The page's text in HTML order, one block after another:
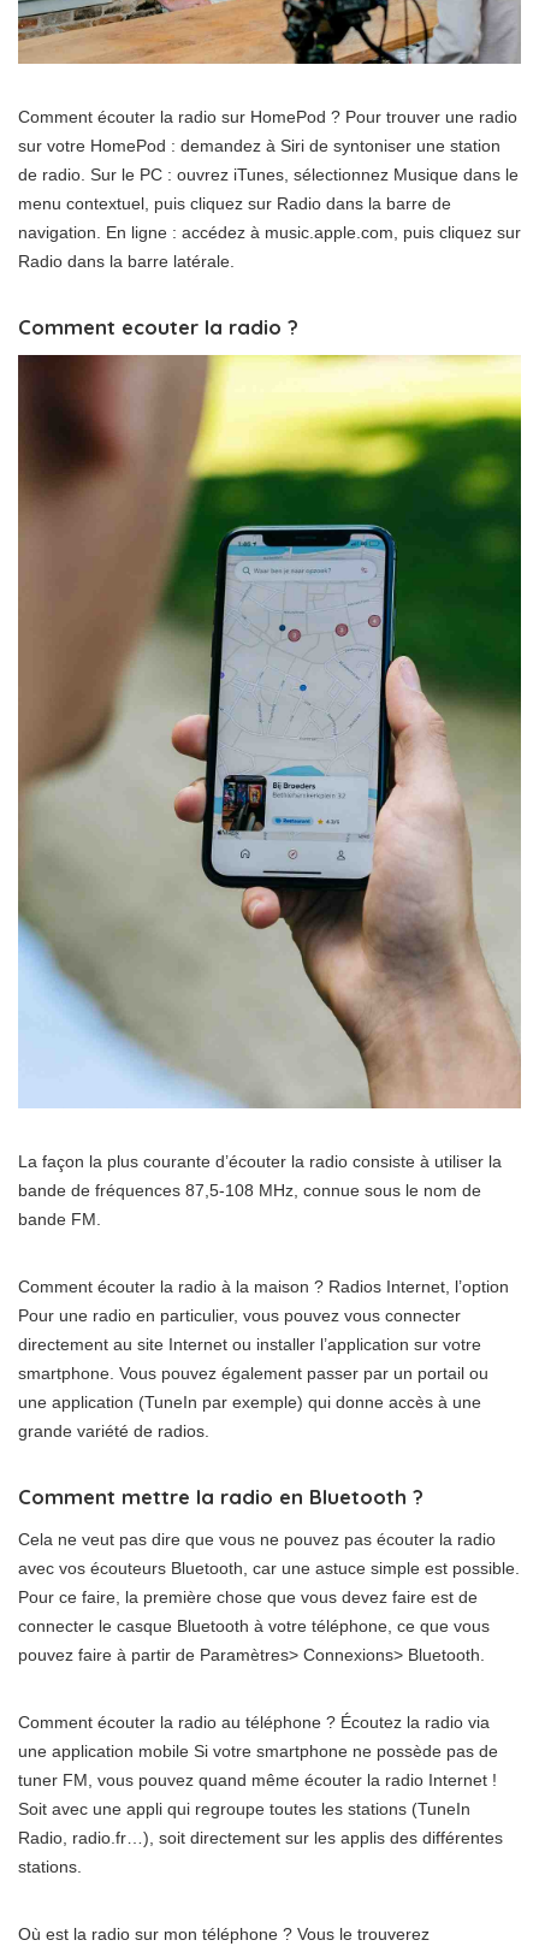
Comment écouter la radio sur HomePod ? Pour trouver une radio
sur votre HomePod : demandez à Siri de syntoniser une station
de radio. Sur le PC : ouvrez iTunes, sélectionnez Musique dans le
menu contextuel, puis cliquez sur Radio dans la barre de
navigation. En ligne : accédez à music.apple.com, puis cliquez sur
Radio dans la barre latérale.
Comment ecouter la radio ?
La façon la plus courante d’écouter la radio consiste à utiliser la
bande de fréquences 87,5-108 MHz, connue sous le nom de
bande FM.
Comment écouter la radio à la maison ? Radios Internet, l’option
Pour une radio en particulier, vous pouvez vous connecter
directement au site Internet ou installer l’application sur votre
smartphone. Vous pouvez également passer par un portail ou
une application (TuneIn par exemple) qui donne accès à une
grande variété de radios.
Comment mettre la radio en Bluetooth ?
Cela ne veut pas dire que vous ne pouvez pas écouter la radio
avec vos écouteurs Bluetooth, car une astuce simple est possible.
Pour ce faire, la première chose que vous devez faire est de
connecter le casque Bluetooth à votre téléphone, ce que vous
pouvez faire à partir de Paramètres> Connexions> Bluetooth.
Comment écouter la radio au téléphone ? Écoutez la radio via
une application mobile Si votre smartphone ne possède pas de
tuner FM, vous pouvez quand même écouter la radio Internet !
Soit avec une appli qui regroupe toutes les stations (TuneIn
Radio, radio.fr…), soit directement sur les applis des différentes
stations.
Où est la radio sur mon téléphone ? Vous le trouverez